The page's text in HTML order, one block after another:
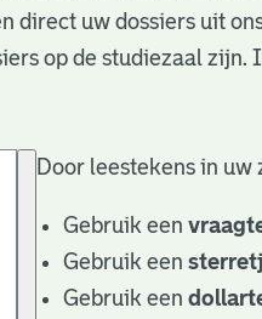
direct uw dossiers uit
op de studiezaal zijn.
Door leestekens in
Gebruik een
Gebruik een
Gebruik een